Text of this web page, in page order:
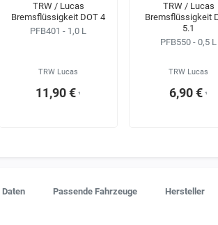
TRW / Lucas
Bremsflüssigkeit DOT 4
PFB401 - 1,0 L
TRW Lucas
11,90 € ¹
TRW / Lucas
Bremsflüssigkeit
5.1
PFB550 - 0,5 L
TRW Lucas
6,90 € ¹
Passende Fahrzeuge Hersteller